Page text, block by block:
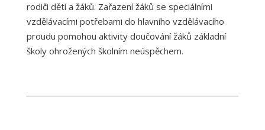
rodiči dětí a žáků. Zařazení žáků se speciálními
vzdělávacími potřebami do hlavního vzdělávacího
proudu pomohou aktivity doučování žáků základní
školy ohrožených školním neúspěchem.